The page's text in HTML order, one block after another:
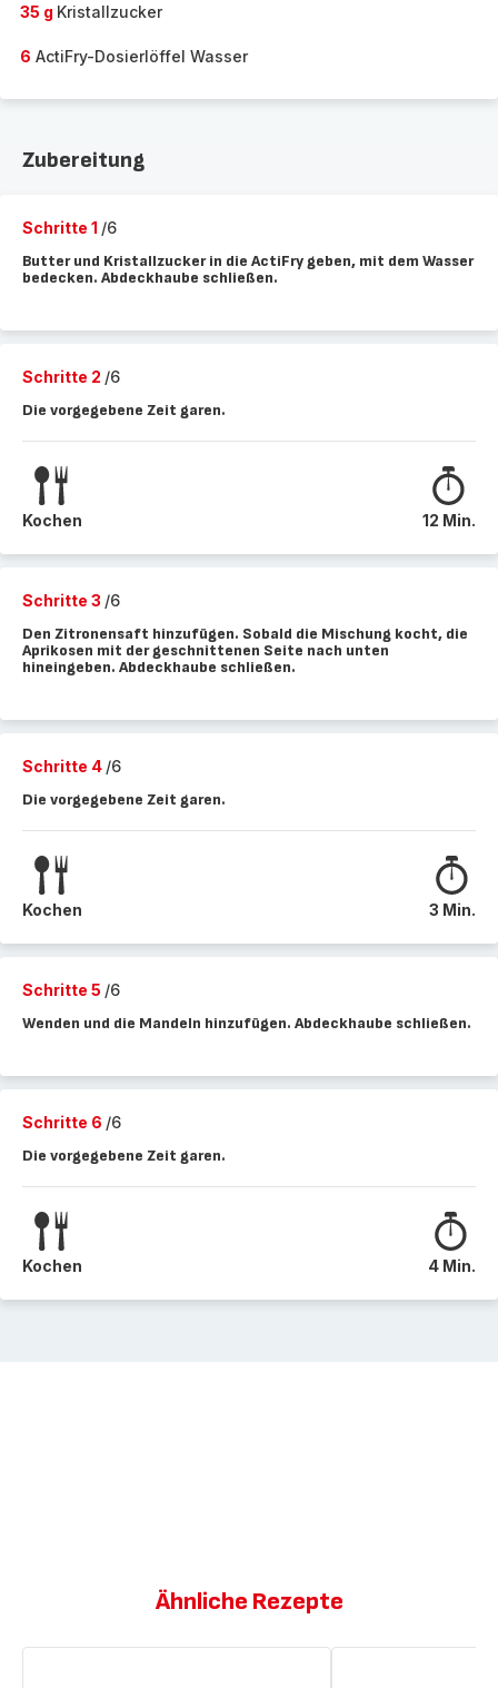
35 g Kristallzucker
6 ActiFry-Dosierlöffel Wasser
Zubereitung
Schritte 1 /6
Butter und Kristallzucker in die ActiFry geben, mit dem Wasser
bedecken. Abdeckhaube schließen.
Schritte 2 /6
Die vorgegebene Zeit garen.
Kochen 12 Min.
Schritte 3 /6
Den Zitronensaft hinzufügen. Sobald die Mischung kocht, die
Aprikosen mit der geschnittenen Seite nach unten
hineingeben. Abdeckhaube schließen.
Schritte 4 /6
Die vorgegebene Zeit garen.
Kochen 3 Min.
Schritte 5 /6
Wenden und die Mandeln hinzufügen. Abdeckhaube schließen.
Schritte 6 /6
Die vorgegebene Zeit garen.
Kochen 4 Min.
Ähnliche Rezepte